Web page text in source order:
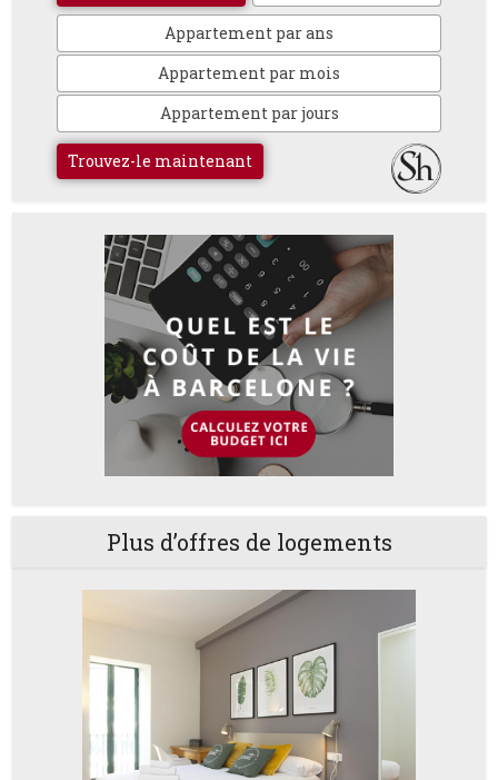
Appartement par ans
Appartement par mois
Appartement par jours
Trouvez-le maintenant
Plus d’offres de logements